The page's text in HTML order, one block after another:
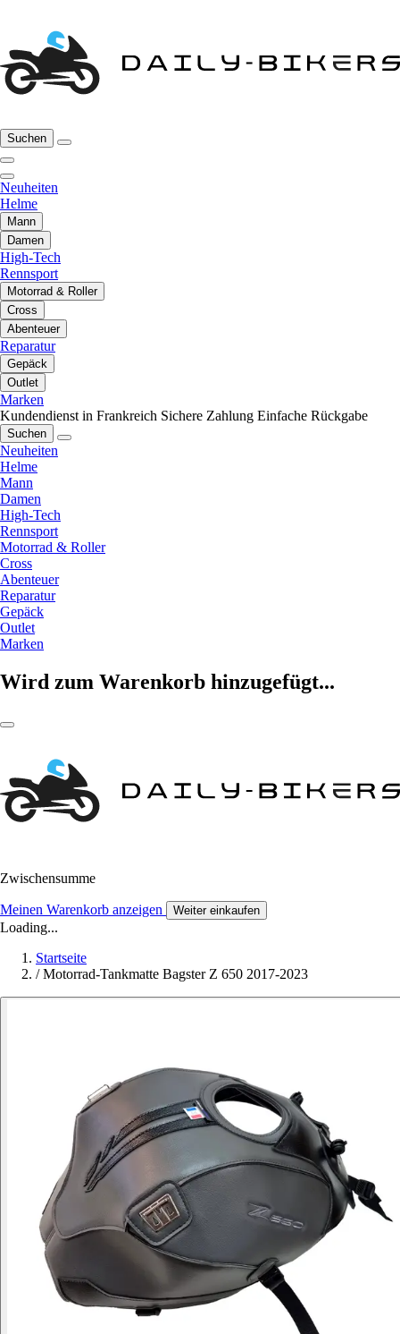
Suchen
Neuheiten
Helme
Mann
Damen
High-Tech
Rennsport
Motorrad & Roller
Cross
Abenteuer
Reparatur
Gepäck
Outlet
Marken
Kundendienst in Frankreich Sichere Zahlung Einfache Rückgabe
Suchen
Neuheiten
Helme
Mann
Damen
High-Tech
Rennsport
Motorrad & Roller
Cross
Abenteuer
Reparatur
Gepäck
Outlet
Marken
Wird zum Warenkorb hinzugefügt...
Zwischensumme
Meinen Warenkorb anzeigen Weiter einkaufen
Loading...
Startseite
/ Motorrad-Tankmatte Bagster Z 650 2017-2023